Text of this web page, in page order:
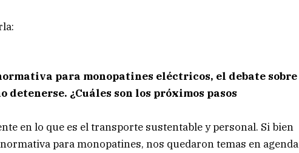
para monopatines eléctricos, el debate sobre
¿Cuáles son los próximos pasos
en lo que es el transporte sustentable y personal. Si bien
para monopatines, nos quedaron temas en agenda